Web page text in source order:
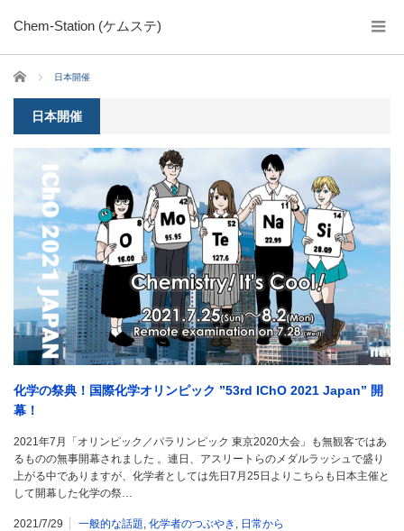
Chem-Station (ケムステ)
ホーム 日本開催
日本開催
化学の祭典！国際化学オリンピック ”53rd IChO 2021 Japan” 開
幕！
2021年7月「オリンピック／パラリンピック 東京2020大会」も無観客ではあ
るものの無事開幕されました 。連日、アスリートらのメダルラッシュで盛り
上がる中でありますが、化学者としては先日7月25日よりこちらも日本主催と
して開幕した化学の祭…
2021/7/29 一般的な話題 化学者のつぶやき 日常から